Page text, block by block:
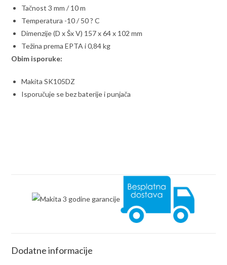
Tačnost 3 mm / 10 m
Temperatura -10 / 50 ? C
Dimenzije (D x Šx V) 157 x 64 x 102 mm
Težina prema EPTA i 0,84 kg
Obim isporuke:
Makita SK105DZ
Isporučuje se bez baterije i punjača
Dodatne informacije